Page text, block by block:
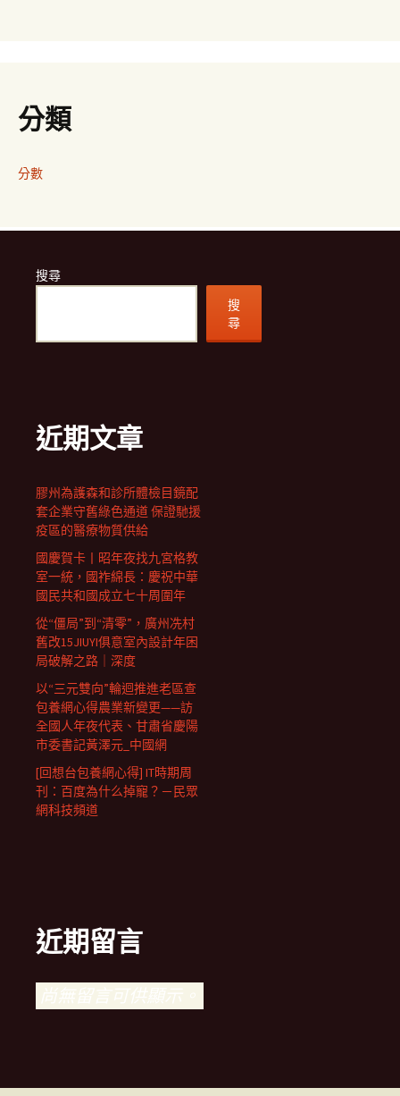
分類
分數
搜尋
搜
尋
近期文章
膠州為護森和診所體檢目鏡配
套企業守舊綠色通道 保證馳援
疫區的醫療物質供給
國慶賀卡丨昭年夜找九宮格教
室一統，國祚綿長：慶祝中華
國民共和國成立七十周圍年
從“僵局”到“清零”，廣州冼村
舊改15JIUYI俱意室內設計年困
局破解之路｜深度
以“三元雙向”輪迴推進老區查
包養網心得農業新變更——訪
全國人年夜代表、甘肅省慶陽
市委書記黃澤元_中國網
[回想台包養網心得] IT時期周
刊：百度為什么掉寵？－民眾
網科技頻道
近期留言
尚無留言可供顯示。